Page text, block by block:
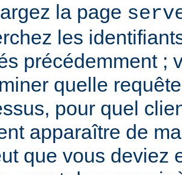
la page
les
précédemment ;
quelle
pour quel
apparaître de
que vous deviez